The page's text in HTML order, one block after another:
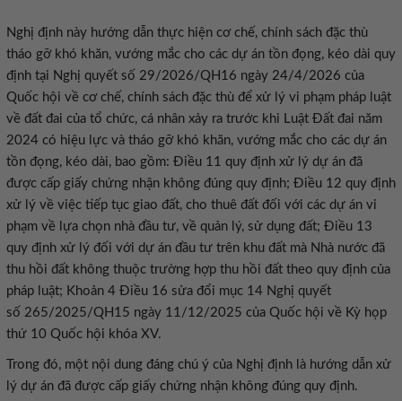
Nghị định này hướng dẫn thực hiện cơ chế, chính sách đặc thù
tháo gỡ khó khăn, vướng mắc cho các dự án tồn đọng, kéo dài quy
định tại Nghị quyết số 29/2026/QH16 ngày 24/4/2026 của
Quốc hội về cơ chế, chính sách đặc thù để xử lý vi phạm pháp luật
về đất đai của tổ chức, cá nhân xảy ra trước khi Luật Đất đai năm
2024 có hiệu lực và tháo gỡ khó khăn, vướng mắc cho các dự án
tồn đọng, kéo dài, bao gồm: Điều 11 quy định xử lý dự án đã
được cấp giấy chứng nhận không đúng quy định; Điều 12 quy định
xử lý về việc tiếp tục giao đất, cho thuê đất đối với các dự án vi
phạm về lựa chọn nhà đầu tư, về quản lý, sử dụng đất; Điều 13
quy định xử lý đối với dự án đầu tư trên khu đất mà Nhà nước đã
thu hồi đất không thuộc trường hợp thu hồi đất theo quy định của
pháp luật; Khoản 4 Điều 16 sửa đổi mục 14 Nghị quyết
số 265/2025/QH15 ngày 11/12/2025 của Quốc hội về Kỳ họp
thứ 10 Quốc hội khóa XV.
Trong đó, một nội dung đáng chú ý của Nghị định là hướng dẫn xử
lý dự án đã được cấp giấy chứng nhận không đúng quy định.